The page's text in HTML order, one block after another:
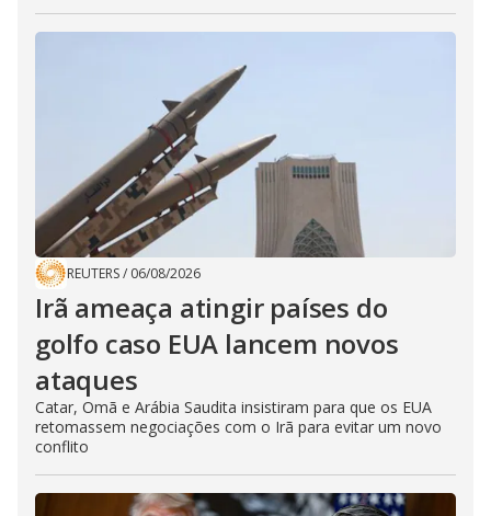
REUTERS/ 06/08/2026
Irã ameaça atingir países do
golfo caso EUA lancem novos
ataques
Catar, Omã e Arábia Saudita insistiram para que os EUA
retomassem negociações com o Irã para evitar um novo
conflito